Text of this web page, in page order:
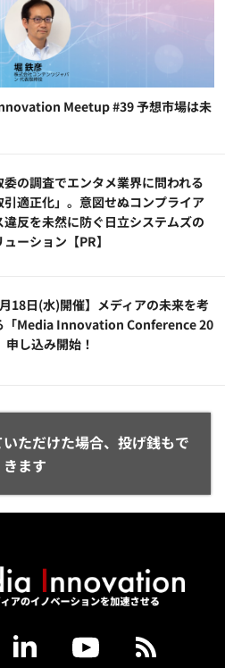
Meetup #39 予想市場は未
委の調査でエンタメ業界に問われる
引適正化」。意図せぬコンプライア
違反を未然に防ぐ日立システムズの
ューション​【PR】
月18日(水)開催】メディアの未来を考
「Media Innovation Conference 20
申し込み開始！
ただけた場合、投げ銭もで
きます